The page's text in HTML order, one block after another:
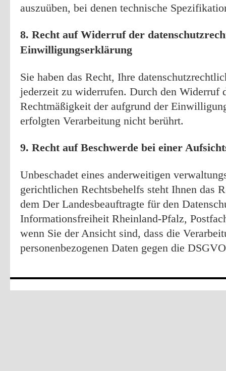
auszuüben, bei denen technische
8. Recht auf Widerruf der
Einwilligungserklärung
Sie haben das Recht, Ihre
jederzeit zu widerrufen. Durch den
Rechtmäßigkeit der aufgrund der
erfolgten Verarbeitung nicht berührt.
9. Recht auf Beschwerde bei einer
Unbeschadet eines anderweitigen
gerichtlichen Rechtsbehelfs steht Ihnen das
dem Der Landesbeauftragte für den
Informationsfreiheit Rheinland-Pfalz,
wenn Sie der Ansicht sind, dass die
personenbezogenen Daten gegen die